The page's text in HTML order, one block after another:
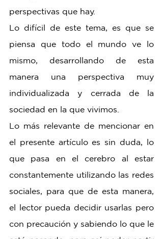
perspectivas que hay.
Lo difícil de este tema, es que se
piensa que todo el mundo ve lo
mismo, desarrollando de esta
manera una perspectiva muy
individualizada y cerrada de la
sociedad en la que vivimos.
Lo más relevante de mencionar en
el presente artículo es sin duda, lo
que pasa en el cerebro al estar
constantemente utilizando las redes
sociales, para que de esta manera,
el lector pueda decidir usarlas pero
con precaución y sabiendo lo que le